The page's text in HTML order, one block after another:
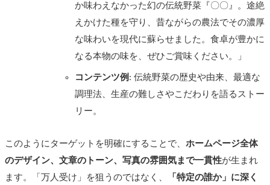
か味わえなかった幻の伝統野菜『〇〇』。途絶
えかけた種を守り、昔ながらの農法でその濃厚
な味わいを現代に蘇らせました。食卓が豊かに
なる本物の味を、ぜひご賞味ください。」
コンテンツ例 : 伝統野菜の歴史や由来、最適な
調理法、生産の難しさやこだわりを語るストー
リー。
このようにターゲットを明確にすることで、 ホームページ全体
のデザイン、文章のトーン、写真の雰囲気まで一貫性が生まれ
ます。「万人受け」を狙うのではなく、
「特定の誰か」に深く